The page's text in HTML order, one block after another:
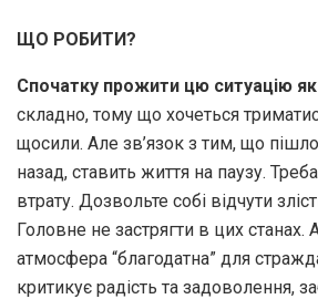
ЩО РОБИТИ?
Спочатку прожити цю ситуацію як
складно, тому що хочеться
щосили. Але зв’язок з тим, що
назад, ставить життя на паузу.
втрату. Дозвольте собі відчути
Головне не застрягти в цих станах.
атмосфера “благодатна” для
критикує радість та задоволення,